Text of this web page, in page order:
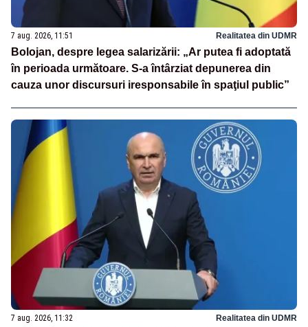
7 aug. 2026, 11:51 Realitatea din UDMR
Bolojan, despre legea salarizării: „Ar putea fi adoptată
în perioada următoare. S-a întârziat depunerea din
cauza unor discursuri iresponsabile în spaţiul public”
7 aug. 2026, 11:32 Realitatea din UDMR